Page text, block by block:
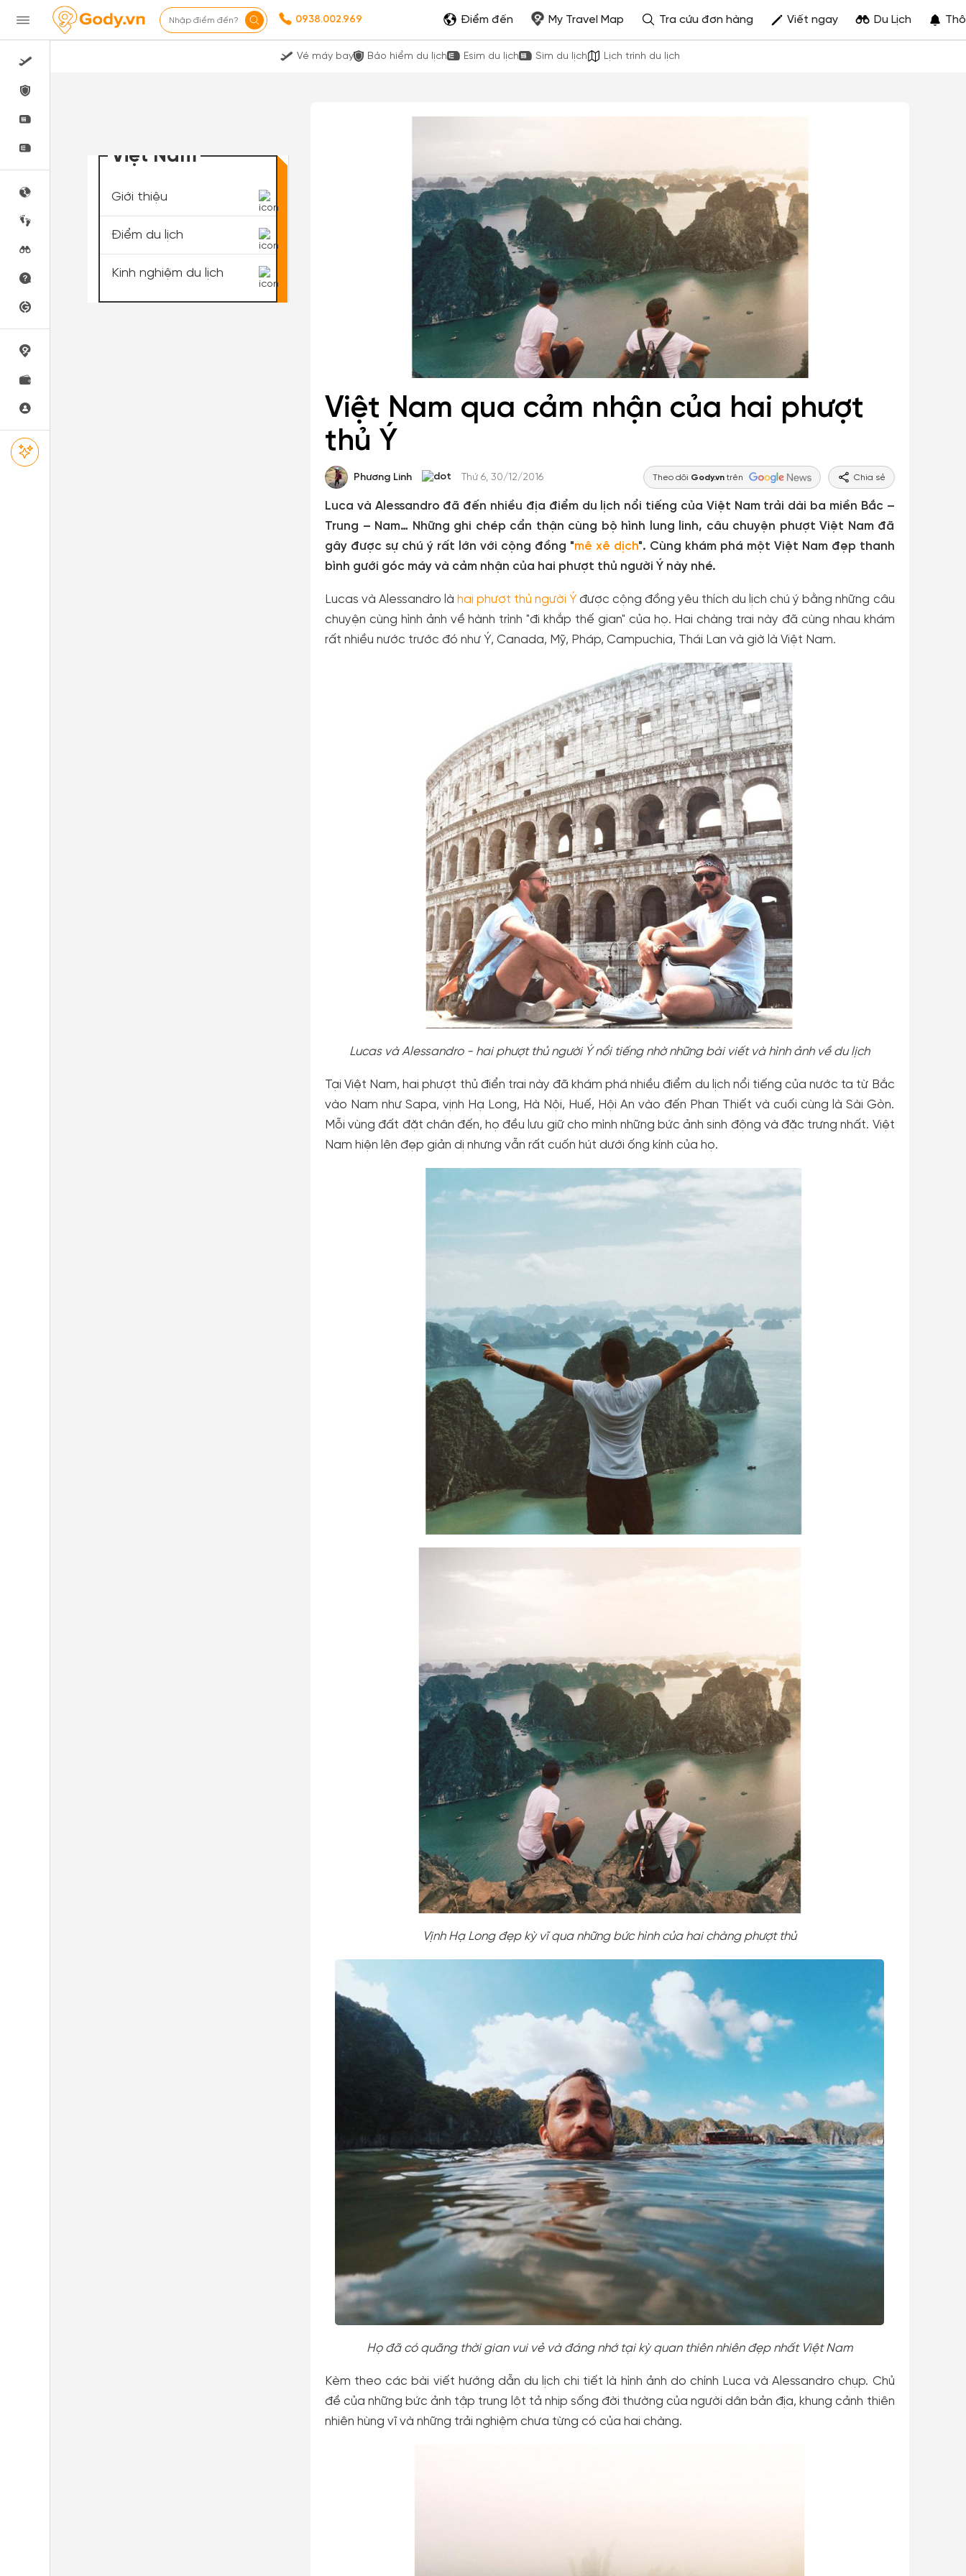
Nhập điểm đến? 0938.002.969 Điểm đến My Travel Map Tra cứu đơn hàng Viết ngay Du Lịch
Vé máy bay Bảo hiểm du lịch Esim du lịch Sim du lịch Lịch trình du lịch
Việt Nam
Giới thiệu
Điểm du lịch
Kinh nghiệm du lịch
Việt Nam qua cảm nhận của hai phượt
thủ Ý
Phương Linh Thứ 6, 30/12/2016 Theo dõi Gody.vntrên Chia sẻ
Luca và Alessandro đã đến nhiều địa điểm du lịch nổi tiếng của Việt Nam trải dài ba miền Bắc –
Trung – Nam… Những ghi chép cẩn thận cùng bộ hình lung linh, câu chuyện phượt Việt Nam đã
gây được sự chú ý rất lớn với cộng đồng "mê xê dịch". Cùng khám phá một Việt Nam đẹp thanh
bình gưới góc máy và cảm nhận của hai phượt thủ người Ý này nhé.
Lucas và Alessandro là hai phượt thủ người Ý được cộng đồng yêu thích du lịch chú ý bằng những câu
chuyện cùng hình ảnh về hành trình "đi khắp thế gian" của họ. Hai chàng trai này đã cùng nhau khám
rất nhiều nước trước đó như Ý, Canada, Mỹ, Pháp, Campuchia, Thái Lan và giờ là Việt Nam.
Lucas và Alessandro - hai phượt thủ người Ý nổi tiếng nhờ những bài viết và hình ảnh về du lịch
Tại Việt Nam, hai phượt thủ điển trai này đã khám phá nhiều điểm du lịch nổi tiếng của nước ta từ Bắc
vào Nam như Sapa, vịnh Hạ Long, Hà Nội, Huế, Hội An vào đến Phan Thiết và cuối cùng là Sài Gòn.
Mỗi vùng đất đặt chân đến, họ đều lưu giữ cho mình những bức ảnh sinh động và đặc trưng nhất. Việt
Nam hiện lên đẹp giản dị nhưng vẫn rất cuốn hút dưới ống kính của họ.
Vịnh Hạ Long đẹp kỳ vĩ qua những bức hình của hai chàng phượt thủ
Họ đã có quãng thời gian vui vẻ và đáng nhớ tại kỳ quan thiên nhiên đẹp nhất Việt Nam
Kèm theo các bài viết hướng dẫn du lịch chi tiết là hình ảnh do chính Luca và Alessandro chụp. Chủ
đề của những bức ảnh tập trung lột tả nhịp sống đời thường của người dân bản địa, khung cảnh thiên
nhiên hùng vĩ và những trải nghiệm chưa từng có của hai chàng.